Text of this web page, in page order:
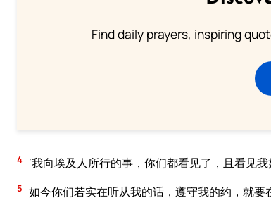
Find daily prayers, inspiring
4 ‘我向埃及人所行的事，你们都看见了，且看见
5 如今你们若实在听从我的话，遵守我的约，就要